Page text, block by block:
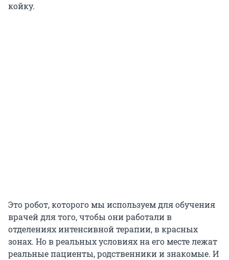
койку.
Это робот, которого мы используем для обучения
врачей для того, чтобы они работали в
отделениях интенсивной терапии, в красных
зонах. Но в реальных условиях на его месте лежат
реальные пациенты, родственники и знакомые. И